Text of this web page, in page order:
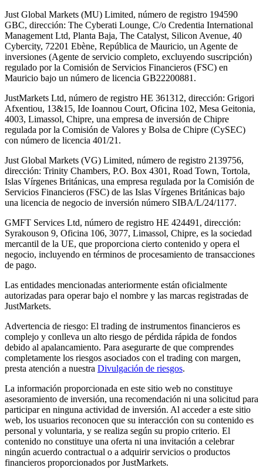
Just Global Markets (MU) Limited, número de registro 194590
GBC, dirección: The Cyberati Lounge, C/o Credentia International
Management Ltd, Planta Baja, The Catalyst, Silicon Avenue, 40
Cybercity, 72201 Ebène, República de Mauricio, un Agente de
inversiones (Agente de servicio completo, excluyendo suscripción)
regulado por la Comisión de Servicios Financieros (FSC) en
Mauricio bajo un número de licencia GB22200881.
JustMarkets Ltd, número de registro HE 361312, dirección: Grigori
Afxentiou, 13&15, Ide Ioannou Court, Oficina 102, Mesa Geitonia,
4003, Limassol, Chipre, una empresa de inversión de Chipre
regulada por la Comisión de Valores y Bolsa de Chipre (CySEC)
con número de licencia 401/21.
Just Global Markets (VG) Limited, número de registro 2139756,
dirección: Trinity Chambers, P.O. Box 4301, Road Town, Tortola,
Islas Vírgenes Británicas, una empresa regulada por la Comisión de
Servicios Financieros (FSC) de las Islas Vírgenes Británicas bajo
una licencia de negocio de inversión número SIBA/L/24/1177.
GMFT Services Ltd, número de registro HE 424491, dirección:
Syrakouson 9, Oficina 106, 3077, Limassol, Chipre, es la sociedad
mercantil de la UE, que proporciona cierto contenido y opera el
negocio, incluyendo en términos de procesamiento de transacciones
de pago.
Las entidades mencionadas anteriormente están oficialmente
autorizadas para operar bajo el nombre y las marcas registradas de
JustMarkets.
Advertencia de riesgo: El trading de instrumentos financieros es
complejo y conlleva un alto riesgo de pérdida rápida de fondos
debido al apalancamiento. Para asegurarte de que comprendes
completamente los riesgos asociados con el trading con margen,
presta atención a nuestra Divulgación de riesgos.
La información proporcionada en este sitio web no constituye
asesoramiento de inversión, una recomendación ni una solicitud para
participar en ninguna actividad de inversión. Al acceder a este sitio
web, los usuarios reconocen que su interacción con su contenido es
personal y voluntaria, y se realiza según su propio criterio. El
contenido no constituye una oferta ni una invitación a celebrar
ningún acuerdo contractual o a adquirir servicios o productos
financieros proporcionados por JustMarkets.